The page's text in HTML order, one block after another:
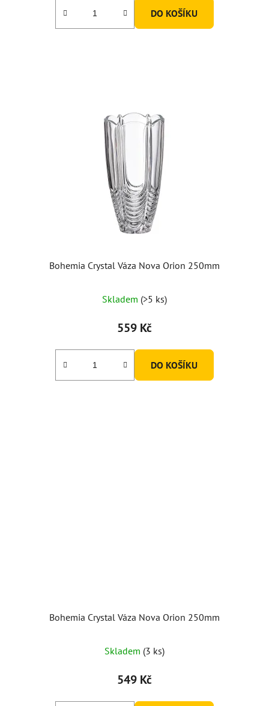
DO KOŠÍKU
Bohemia Crystal Váza Nova Orion 250mm
Skladem (>5 ks)
559 Kč
DO KOŠÍKU
Bohemia Crystal Váza Nova Orion 250mm
Skladem (3 ks)
549 Kč